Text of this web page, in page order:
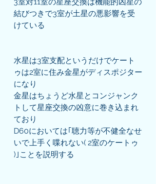
結びつきで3室が土星の悪影響を受
けている
水星は3室支配というだけでケート
ゥは2室に住み金星がディスポジター
になり
金星はちょうど水星とコンジャンク
トして星座交換の凶意に巻き込まれ
ており
D60においては｢聴力等が不健全なせ
いで上手く喋れない( 2室のケートゥ
)｣ことを説明する